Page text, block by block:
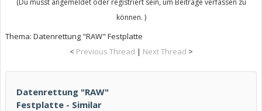
(Du musst angemeldet oder registriert sein, um Beiträge verfassen zu
können. )
Thema: Datenrettung "RAW" Festplatte
< Previous Thread | Next Thread >
Datenrettung "RAW"
Festplatte - Similar